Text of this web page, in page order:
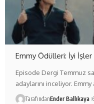
Emmy Ödülleri: İyi
Episode Dergi Temmuz
adaylarını inceliyor.
TarafındanEnder Ballıkaya